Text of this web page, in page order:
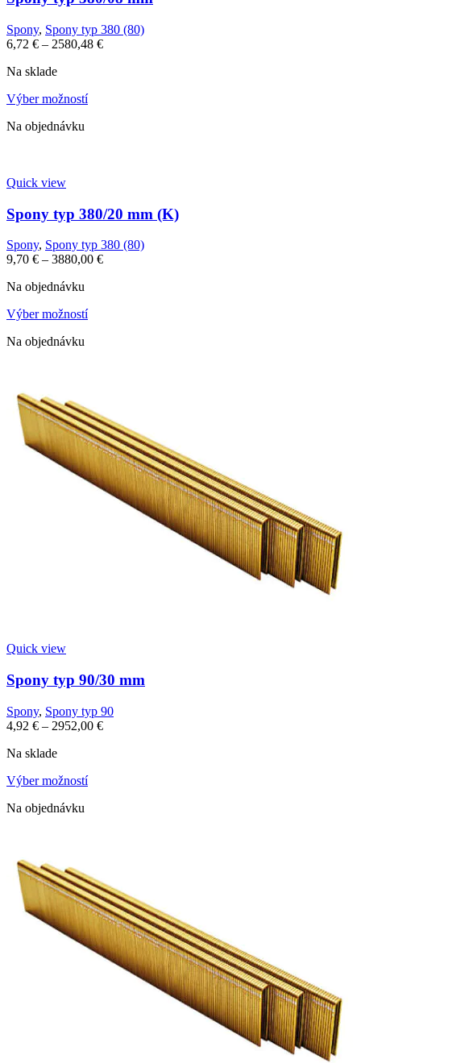
Spony, Spony typ 380 (80)
6,72 € – 2580,48 €
Na sklade
Výber možností
Na objednávku
Quick view
Spony typ 380/20 mm (K)
Spony, Spony typ 380 (80)
9,70 € – 3880,00 €
Na objednávku
Výber možností
Na objednávku
Quick view
Spony typ 90/30 mm
Spony, Spony typ 90
4,92 € – 2952,00 €
Na sklade
Výber možností
Na objednávku